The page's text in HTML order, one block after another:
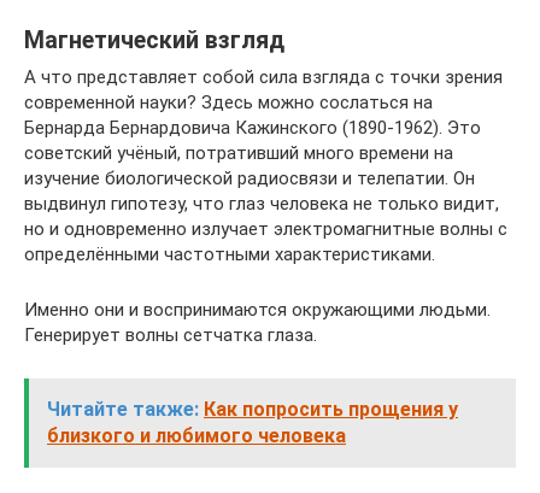
​Магнетический взгляд
А что представляет собой сила взгляда с точки зрения
современной науки? Здесь можно сослаться на
Бернарда Бернардовича Кажинского (1890-1962). Это
советский учёный, потративший много времени на
изучение биологической радиосвязи и телепатии. Он
выдвинул гипотезу, что глаз человека не только видит,
но и одновременно излучает электромагнитные волны с
определёнными частотными характеристиками.
Именно они и воспринимаются окружающими людьми.
Генерирует волны сетчатка глаза.
Читайте также: Как попросить прощения у
близкого и любимого человека